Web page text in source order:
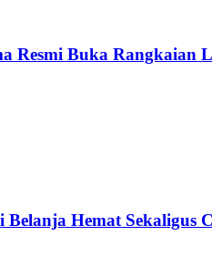
Resmi Buka Rangkaian
Hemat Sekaligus